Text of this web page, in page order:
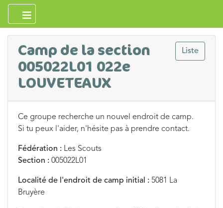
Liste
Camp de la section
005022L01 022e
LOUVETEAUX
Ce groupe recherche un nouvel endroit de camp.
Si tu peux l'aider, n'hésite pas à prendre contact.
Fédération : Les Scouts
Section : 005022L01
Localité de l'endroit de camp initial : 5081 La
Bruyère